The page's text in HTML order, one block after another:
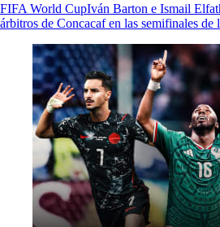
FIFA World CupIván Barton e Ismail
árbitros de Concacaf en las semifinales